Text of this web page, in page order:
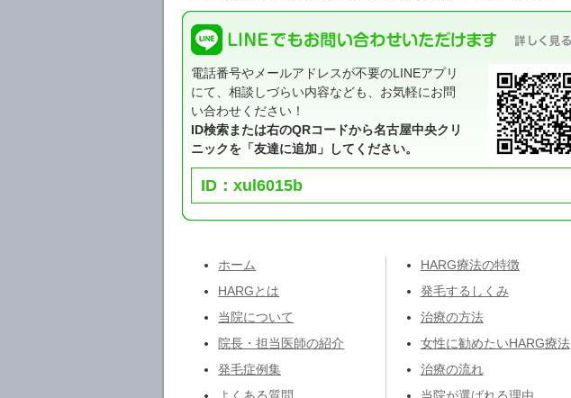
電話番号やメールアドレスが不要のLINEアプリ
にて、相談しづらい内容なども、お気軽にお問
い合わせください！
ID検索または右のQRコードから名古屋中央クリ
ニックを「友達に追加」してください。
ID：xul6015b
ホーム
HARGとは
当院について
院長・担当医師の紹介
発毛症例集
HARG療法の特徴
発毛するしくみ
治療の方法
女性に勧めたいHARG療法
治療の流れ